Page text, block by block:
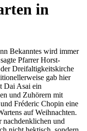
in
Bekanntes wird immer
Pfarrer Horst-
Dreifaltigkeitskirche
gab hier
Dai Asai ein
und Zuhörern mit
Fréderic Chopin eine
auf Weihnachten.
nachdenklichen und